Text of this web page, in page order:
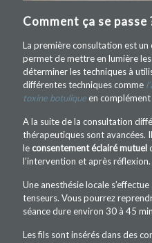
Comment ça se passe
La première consultation est
permet de mettre en lumière
déterminer les techniques à
différentes techniques comme
toxine botuliqueen
A la suite de la consultation
thérapeutiques sont avancées.
le consentement éclairé mutuel
l’intervention et après réflexion.
Une anesthésie locale
tenseurs. Vous pourrez
séance dure environ 30 à 45
Les fils sont insérés dans des